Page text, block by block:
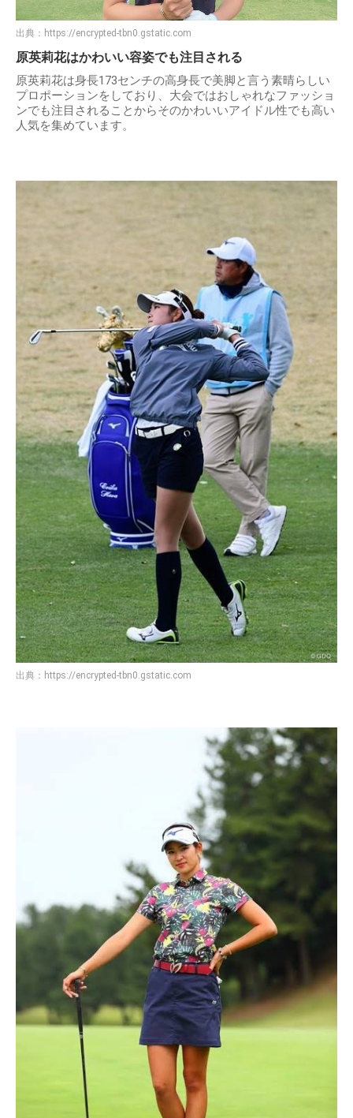
出典： https://encrypted-tbn0.gstatic.com
原英莉花はかわいい容姿でも注目される
原英莉花は身長173センチの高身長で美脚と言う素晴らしい
プロポーションをしており、大会ではおしゃれなファッショ
ンでも注目されることからそのかわいいアイドル性でも高い
人気を集めています。
出典： https://encrypted-tbn0.gstatic.com